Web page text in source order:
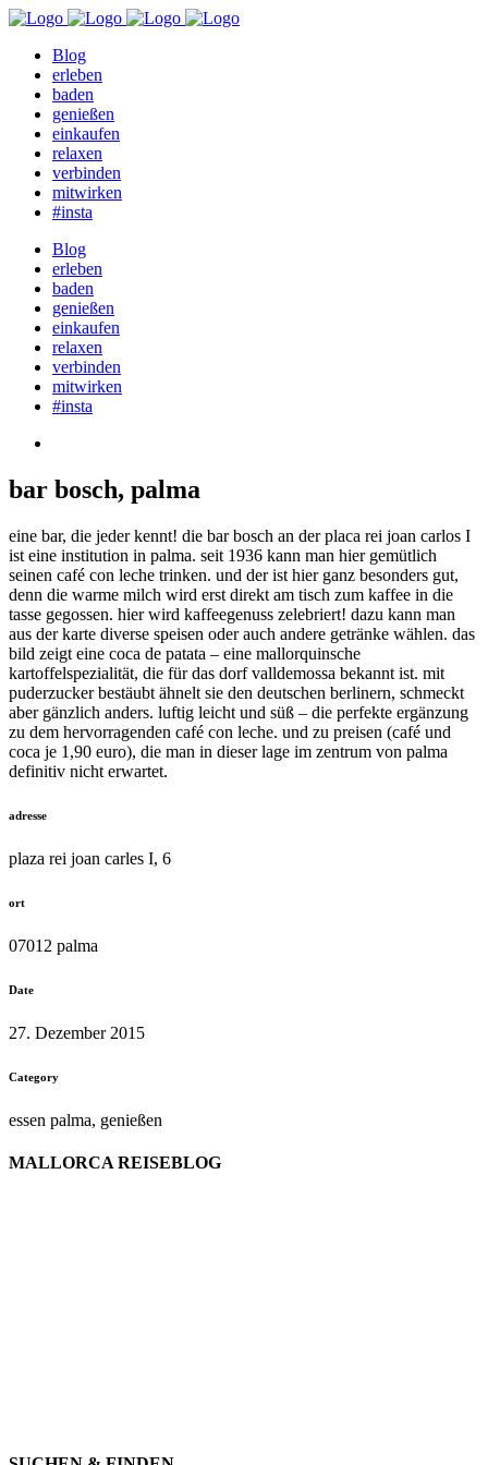
Blog
erleben
baden
genießen
einkaufen
relaxen
verbinden
mitwirken
#insta
Blog
erleben
baden
genießen
einkaufen
relaxen
verbinden
mitwirken
#insta
bar bosch, palma
eine bar, die jeder kennt! die bar bosch an der placa rei joan carlos I
ist eine institution in palma. seit 1936 kann man hier gemütlich
seinen café con leche trinken. und der ist hier ganz besonders gut,
denn die warme milch wird erst direkt am tisch zum kaffee in die
tasse gegossen. hier wird kaffeegenuss zelebriert! dazu kann man
aus der karte diverse speisen oder auch andere getränke wählen. das
bild zeigt eine coca de patata – eine mallorquinsche
kartoffelspezialität, die für das dorf valldemossa bekannt ist. mit
puderzucker bestäubt ähnelt sie den deutschen berlinern, schmeckt
aber gänzlich anders. luftig leicht und süß – die perfekte ergänzung
zu dem hervorragenden café con leche. und zu preisen (café und
coca je 1,90 euro), die man in dieser lage im zentrum von palma
definitiv nicht erwartet.
adresse
plaza rei joan carles I, 6
ort
07012 palma
Date
27. Dezember 2015
Category
essen palma, genießen
MALLORCA REISEBLOG